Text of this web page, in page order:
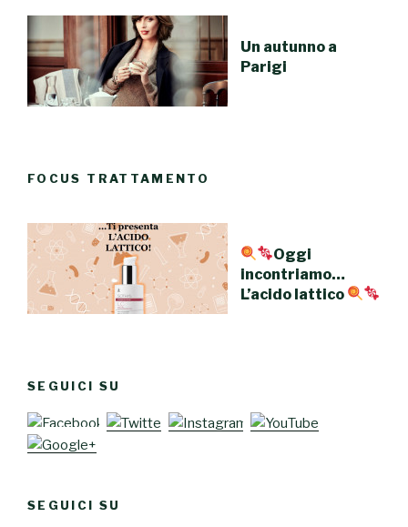
Un autunno a
Parigi
FOCUS TRATTAMENTO
Oggi
incontriamo…
L’acido lattico
SEGUICI SU
SEGUICI SU